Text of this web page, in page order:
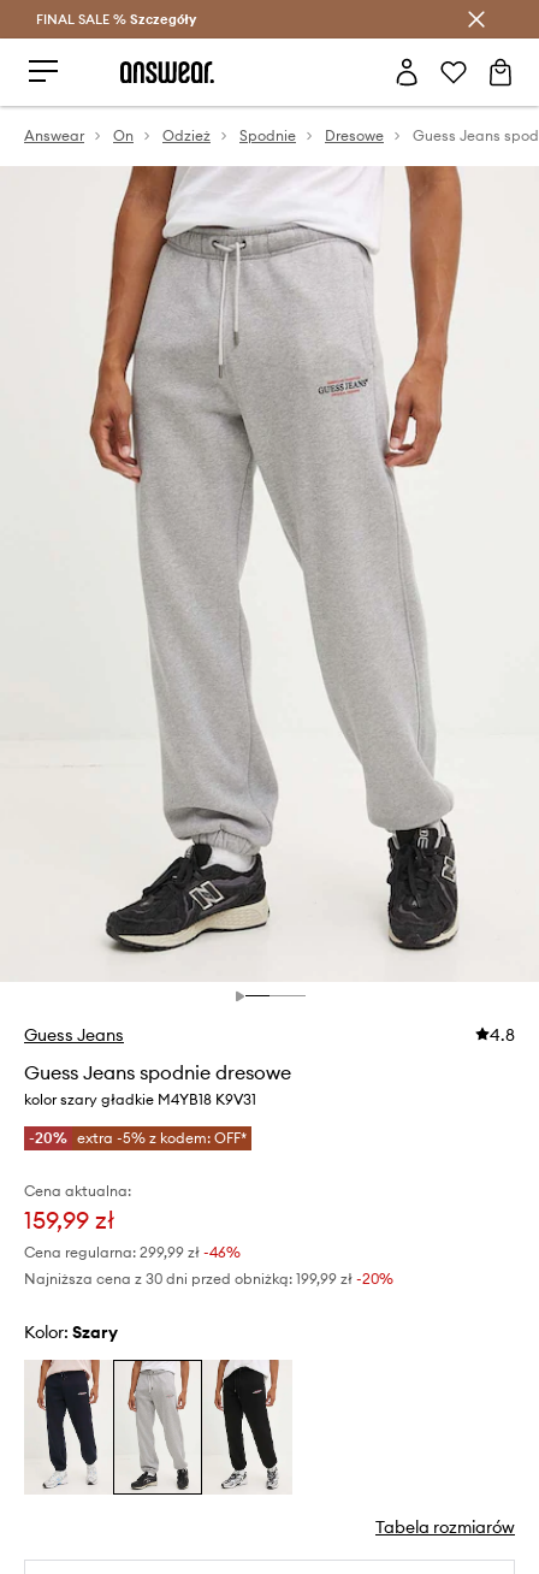
Oszczędzaj z Answear Club >
FINAL SALE % Szczegóły
Answear On Odzież Spodnie Dresowe Guess Jeans
Guess Jeans 4.8
Guess Jeans spodnie dresowe
kolor szary gładkie M4YB18 K9V31
-20% extra -5% z kodem: OFF*
Cena aktualna:
159,99 zł
Cena regularna: 299,99 zł -46%
Najniższa cena z 30 dni przed obniżką: 199,99 zł -20%
Kolor: szary
Tabela rozmiarów